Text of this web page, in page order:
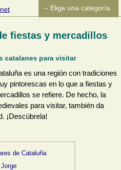
fiestas y mercadillos
catalanes para visitar
es una región con tradiciones
pintorescas en lo que a fiestas y
se refiere. De hecho, la
para visitar, también da
¡Descúbrela!
de Cataluña